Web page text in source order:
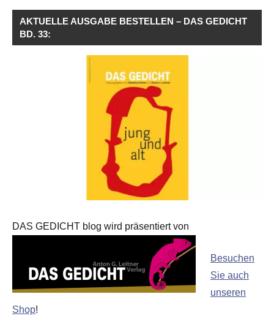
AKTUELLE AUSGABE BESTELLEN – DAS GEDICHT
BD. 33:
DAS GEDICHT blog wird präsentiert von
Besuchen
Sie auch
unseren
Shop!